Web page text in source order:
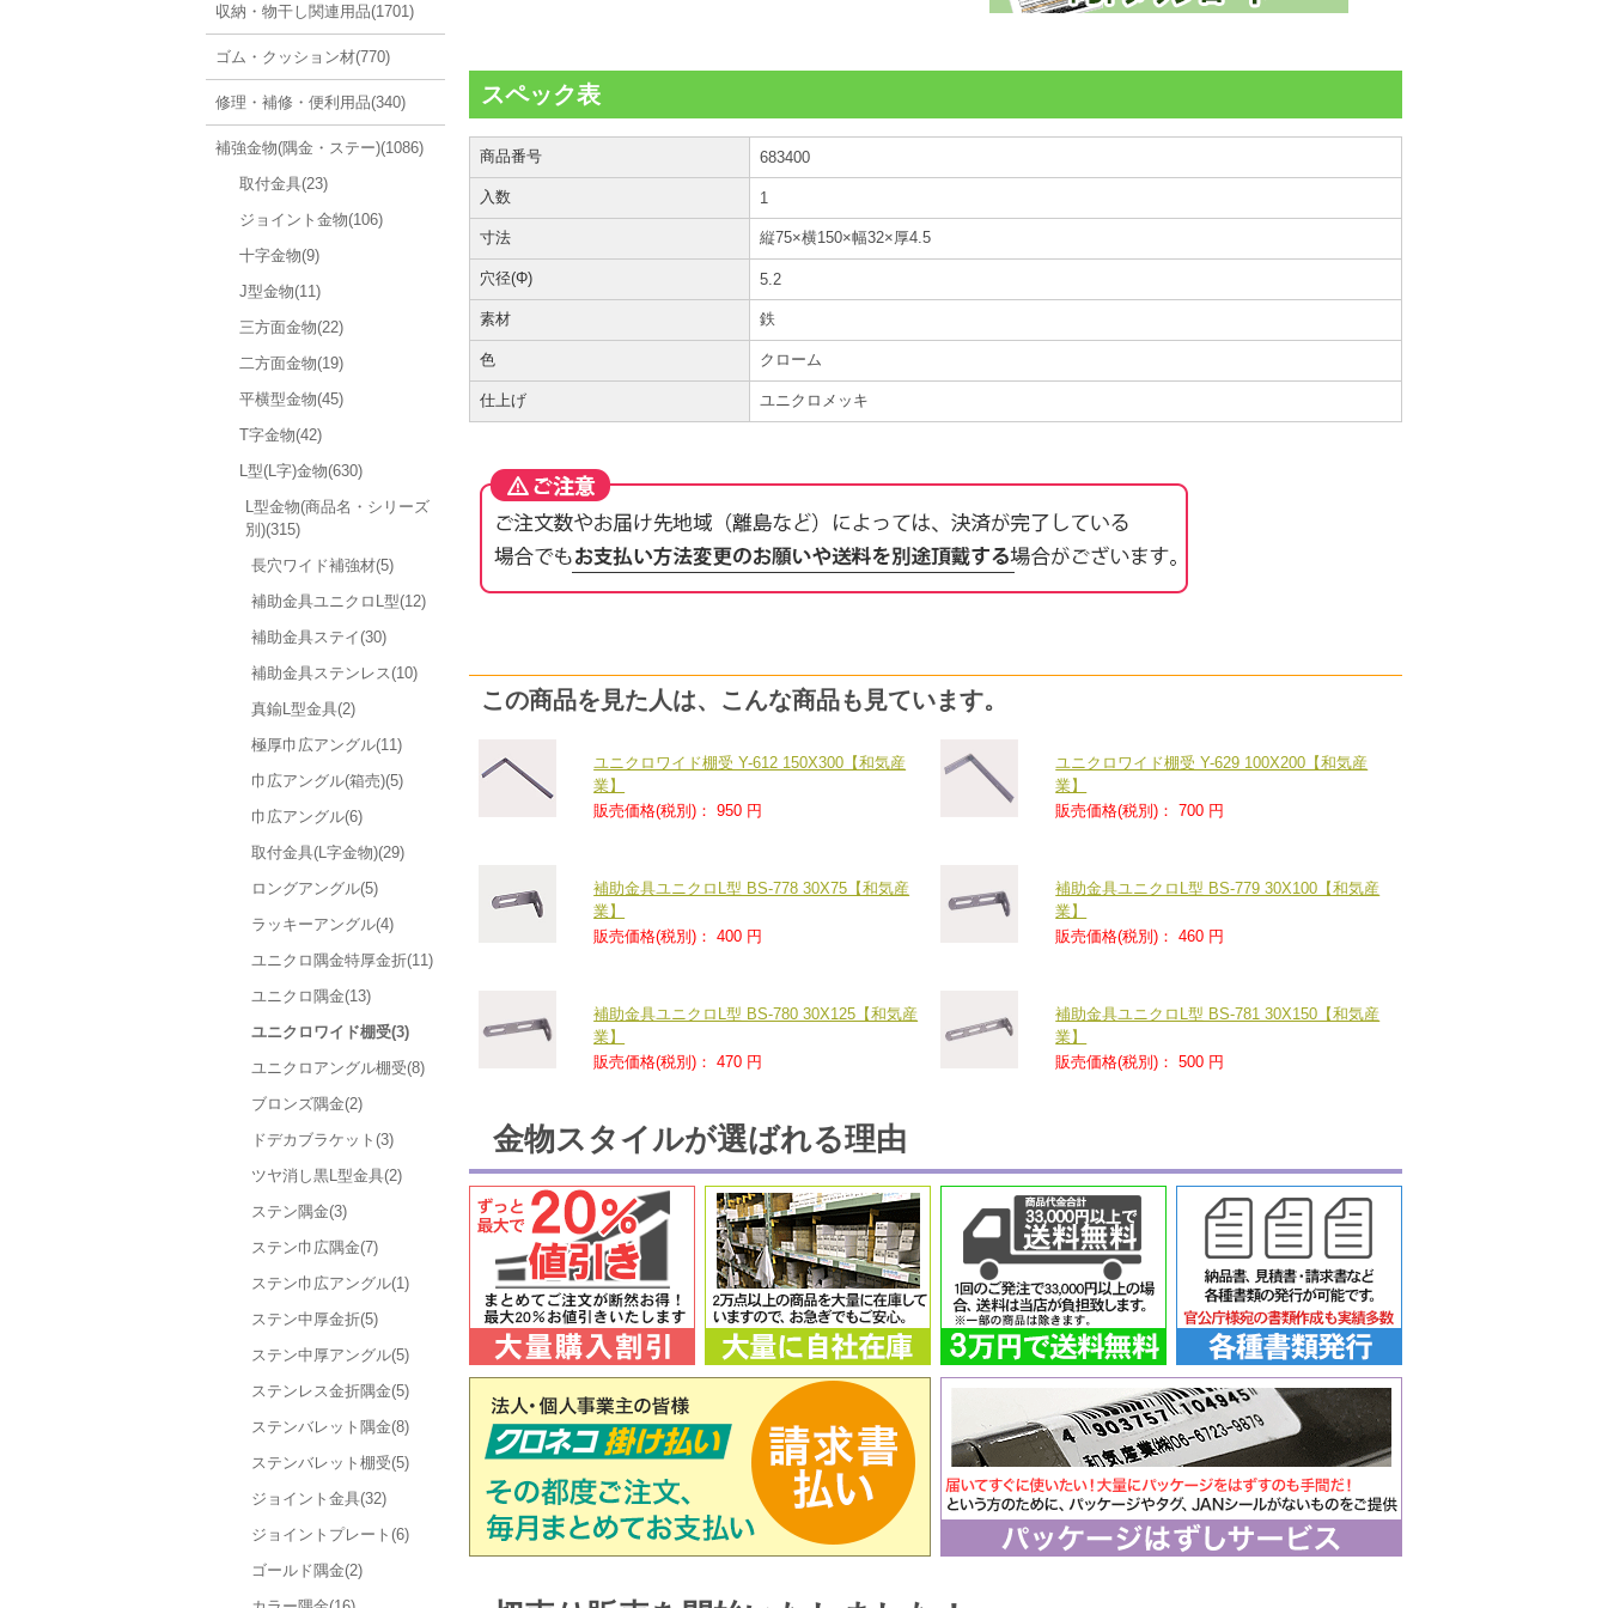
収納・物干し関連用品(1701)
ゴム・クッション材(770)
修理・補修・便利用品(340)
補強金物(隅金・ステー)(1086)
取付金具(23)
ジョイント金物(106)
十字金物(9)
J型金物(11)
三方面金物(22)
二方面金物(19)
平横型金物(45)
T字金物(42)
L型(L字)金物(630)
L型金物(商品名・シリーズ
別)(315)
長穴ワイド補強材(5)
補助金具ユニクロL型(12)
補助金具ステイ(30)
補助金具ステンレス(10)
真鍮L型金具(2)
極厚巾広アングル(11)
巾広アングル(箱売)(5)
巾広アングル(6)
取付金具(L字金物)(29)
ロングアングル(5)
ラッキーアングル(4)
ユニクロ隅金特厚金折(11)
ユニクロ隅金(13)
ユニクロワイド棚受(3)
ユニクロアングル棚受(8)
ブロンズ隅金(2)
ドデカブラケット(3)
ツヤ消し黒L型金具(2)
ステン隅金(3)
ステン巾広隅金(7)
ステン巾広アングル(1)
ステン中厚金折(5)
ステン中厚アングル(5)
ステンレス金折隅金(5)
ステンバレット隅金(8)
ステンバレット棚受(5)
ジョイント金具(32)
ジョイントプレート(6)
ゴールド隅金(2)
スペック表
商品番号 683400
入数 1
寸法 縦75×横150×幅32×厚4.5
穴径(Φ) 5.2
素材 鉄
色 クローム
仕上げ ユニクロメッキ
この商品を見た人は、こんな商品も見ています。
ユニクロワイド棚受 Y-612 150X300【和気産
業】
販売価格(税別)： 950 円
ユニクロワイド棚受 Y-629 100X200【和気産
業】
販売価格(税別)： 700 円
補助金具ユニクロL型 BS-778 30X75【和気産
業】
販売価格(税別)： 400 円
補助金具ユニクロL型 BS-779 30X100【和気産
業】
販売価格(税別)： 460 円
補助金具ユニクロL型 BS-780 30X125【和気産
業】
販売価格(税別)： 470 円
補助金具ユニクロL型 BS-781 30X150【和気産
業】
販売価格(税別)： 500 円
金物スタイルが選ばれる理由